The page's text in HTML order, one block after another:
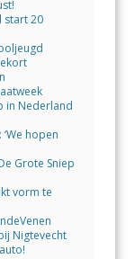
start 20
in Nederland
hopen
Grote Sniep
vorm te
Nigtevecht